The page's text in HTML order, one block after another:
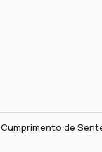
Cumprimento de